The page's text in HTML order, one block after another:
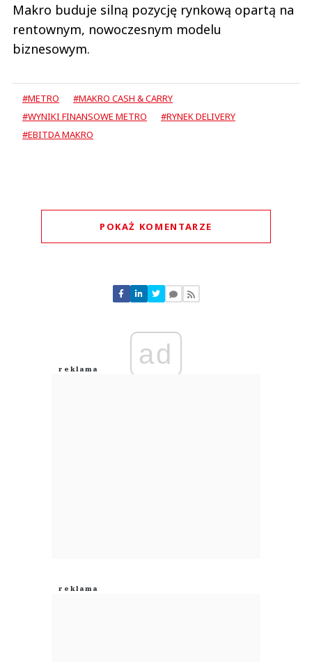
Makro buduje silną pozycję rynkową opartą na
rentownym, nowoczesnym modelu
biznesowym.
#METRO
#MAKRO CASH & CARRY
#WYNIKI FINANSOWE METRO
#RYNEK DELIVERY
#EBITDA MAKRO
POKAŻ KOMENTARZE
Nie znaleziono komentarzy
Zostaw swoje komentarze
Anuluj
ad